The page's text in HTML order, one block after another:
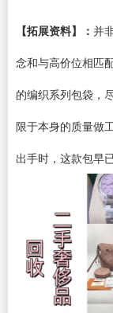
【拓展资料】： 并
念和与高价位相匹
的编织系列包袋，
限于本身的质量做
出手时，这款包早